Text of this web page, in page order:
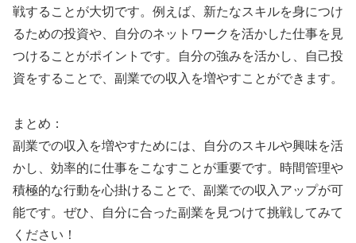
戦することが大切です。例えば、新たなスキルを身につけ
るための投資や、自分のネットワークを活かした仕事を見
つけることがポイントです。自分の強みを活かし、自己投
資をすることで、副業での収入を増やすことができます。
まとめ：
副業での収入を増やすためには、自分のスキルや興味を活
かし、効率的に仕事をこなすことが重要です。時間管理や
積極的な行動を心掛けることで、副業での収入アップが可
能です。ぜひ、自分に合った副業を見つけて挑戦してみて
ください！